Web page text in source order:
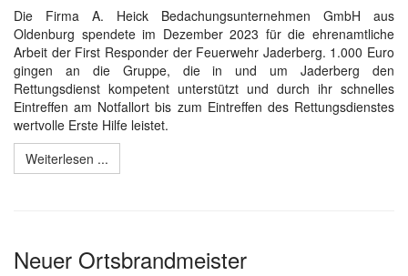
Die Firma A. Heick Bedachungsunternehmen GmbH aus
Oldenburg spendete im Dezember 2023 für die ehrenamtliche
Arbeit der First Responder der Feuerwehr Jaderberg. 1.000 Euro
gingen an die Gruppe, die in und um Jaderberg den
Rettungsdienst kompetent unterstützt und durch ihr schnelles
Eintreffen am Notfallort bis zum Eintreffen des Rettungsdienstes
wertvolle Erste Hilfe leistet.
Weiterlesen ...
Neuer Ortsbrandmeister